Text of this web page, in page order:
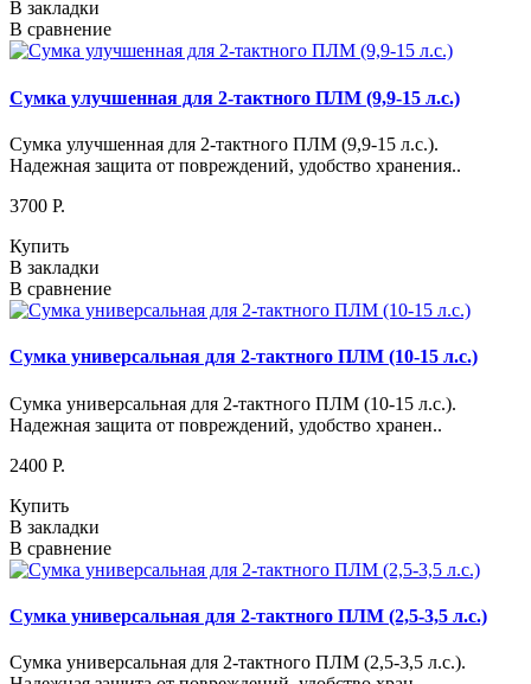
В закладки
В сравнение
Сумка улучшенная для 2-тактного ПЛМ (9,9-15 л.с.)
Сумка улучшенная для 2-тактного ПЛМ (9,9-15 л.с.).
Надежная защита от повреждений, удобство хранения..
3700 P.
Купить
В закладки
В сравнение
Сумка универсальная для 2-тактного ПЛМ (10-15 л.с.)
Сумка универсальная для 2-тактного ПЛМ (10-15 л.с.).
Надежная защита от повреждений, удобство хранен..
2400 P.
Купить
В закладки
В сравнение
Сумка универсальная для 2-тактного ПЛМ (2,5-3,5 л.с.)
Сумка универсальная для 2-тактного ПЛМ (2,5-3,5 л.с.).